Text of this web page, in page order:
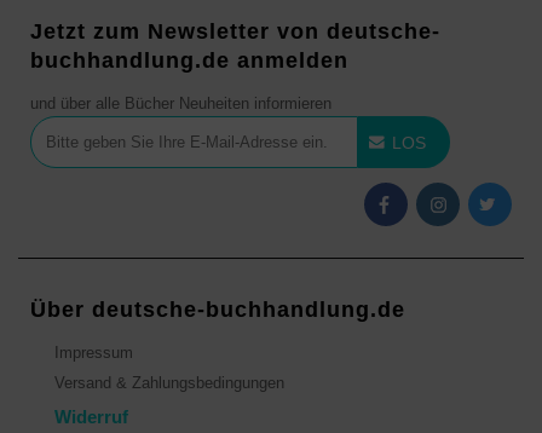
Jetzt zum Newsletter von deutsche-
buchhandlung.de anmelden
und über alle Bücher Neuheiten informieren
LOS
Über deutsche-buchhandlung.de
Impressum
Versand & Zahlungsbedingungen
Widerruf